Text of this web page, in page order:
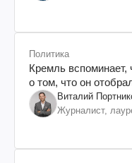
Политика
Кремль вспоминает,
о том, что он
Виталий
Журналист,